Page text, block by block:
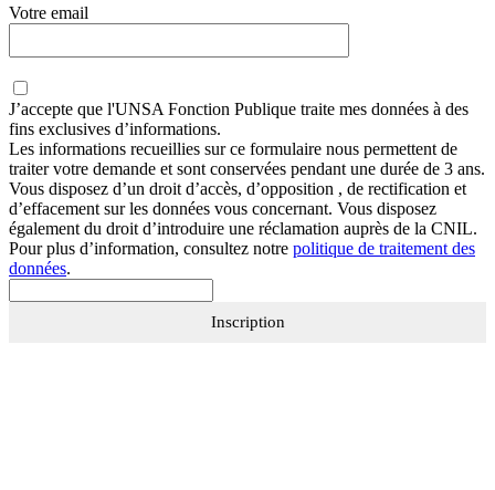
Votre email
J’accepte que l'UNSA Fonction Publique traite mes données à des
fins exclusives d’informations.
Les informations recueillies sur ce formulaire nous permettent de
traiter votre demande et sont conservées pendant une durée de 3 ans.
Vous disposez d’un droit d’accès, d’opposition , de rectification et
d’effacement sur les données vous concernant. Vous disposez
également du droit d’introduire une réclamation auprès de la CNIL.
Pour plus d’information, consultez notre politique de traitement des
données.
Inscription